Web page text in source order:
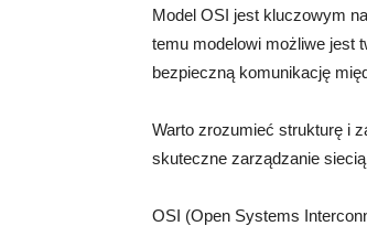
Model OSI jest kluczowym
temu modelowi możliwe jest
bezpieczną komunikację
Warto zrozumieć strukturę i
skuteczne zarządzanie
OSI (Open Systems